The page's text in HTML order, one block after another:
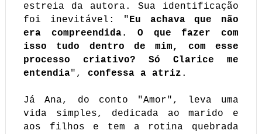
estreia da autora. Sua identificação
foi inevitável: "Eu achava que não
era compreendida. O que fazer com
isso tudo dentro de mim, com esse
processo criativo? Só Clarice me
entendia", confessa a atriz .
Já Ana, do conto "Amor", leva uma
vida simples, dedicada ao marido e
aos filhos e tem a rotina quebrada